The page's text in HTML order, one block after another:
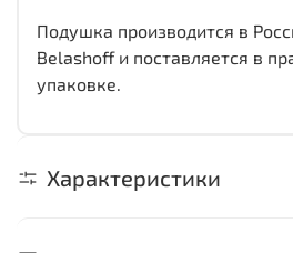
Подушка производится в
Belashoff и поставляется в
упаковке.
Характеристики